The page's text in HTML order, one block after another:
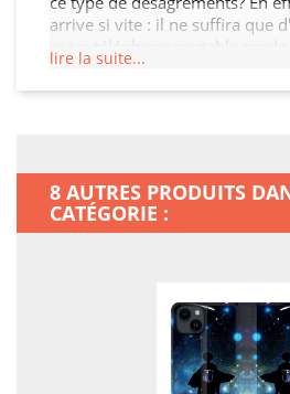
arrive si vite : il ne suffira que
leur première année
téléphones portables sont
prenez aucun risque pour
: couvrez-le avec cette Housse
sera de surcroit tellement plus
lire la suite...
8 AUTRES PRODUITS
CATÉGORIE :